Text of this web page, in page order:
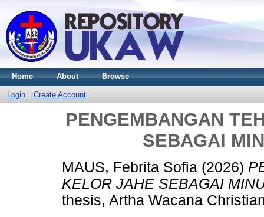
Home About Browse
Login Create Account
PENGEMBANGAN
SEBAGAI
MAUS, Febrita Sofia (2026)
KELOR JAHE SEBAGAI
thesis, Artha Wacana